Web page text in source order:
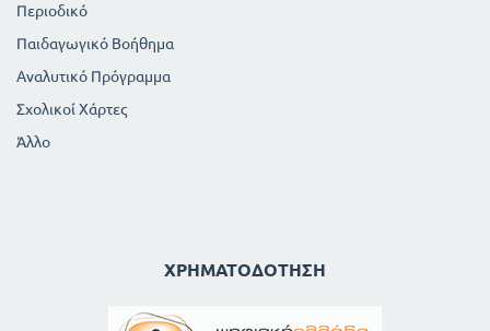
Περιοδικό
Παιδαγωγικό Βοήθημα
Αναλυτικό Πρόγραμμα
Σχολικοί Χάρτες
Άλλο
ΧΡΗΜΑΤΟΔΌΤΗΣΗ